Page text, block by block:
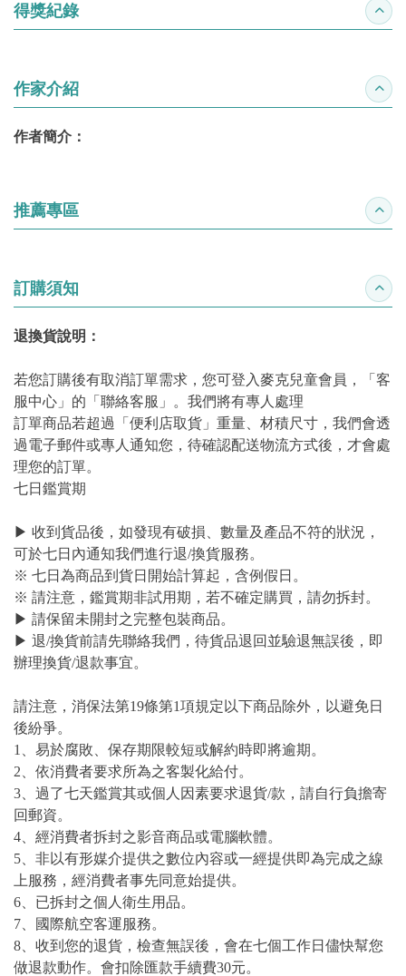
得獎紀錄 收合
作家介紹 收合
作者簡介：
推薦專區 收合
訂購須知 收合
退換貨說明：
若您訂購後有取消訂單需求，您可登入麥克兒童會員，「客
服中心」的「聯絡客服」。我們將有專人處理
訂單商品若超過「便利店取貨」重量、材積尺寸，我們會透
過電子郵件或專人通知您，待確認配送物流方式後，才會處
理您的訂單。
七日鑑賞期
▶ 收到貨品後，如發現有破損、數量及產品不符的狀況，
可於七日內通知我們進行退/換貨服務。
※ 七日為商品到貨日開始計算起，含例假日。
※ 請注意，鑑賞期非試用期，若不確定購買，請勿拆封。
▶ 請保留未開封之完整包裝商品。
▶ 退/換貨前請先聯絡我們，待貨品退回並驗退無誤後，即
辦理換貨/退款事宜。
請注意，消保法第19條第1項規定以下商品除外，以避免日
後紛爭。
1、易於腐敗、保存期限較短或解約時即將逾期。
2、依消費者要求所為之客製化給付。
3、過了七天鑑賞其或個人因素要求退貨/款，請自行負擔寄
回郵資。
4、經消費者拆封之影音商品或電腦軟體。
5、非以有形媒介提供之數位內容或一經提供即為完成之線
上服務，經消費者事先同意始提供。
6、已拆封之個人衛生用品。
7、國際航空客運服務。
8、收到您的退貨，檢查無誤後，會在七個工作日儘快幫您
做退款動作。會扣除匯款手續費30元。